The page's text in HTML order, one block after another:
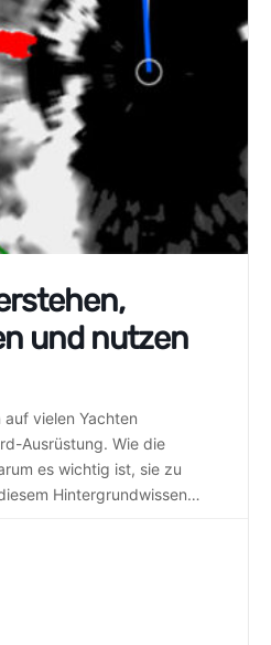
und nutzen
auf vielen Yachten
Ausrüstung. Wie die
es wichtig ist, sie zu
Hintergrundwissen
in diesem Praxis-